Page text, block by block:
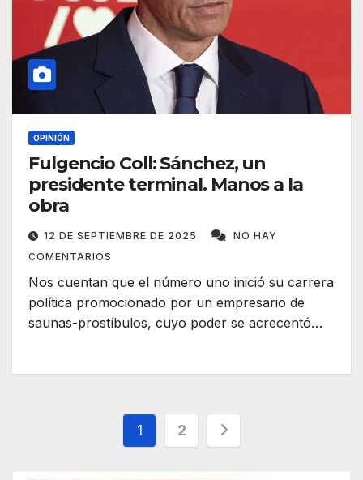
OPINIÓN
Fulgencio Coll: Sánchez, un
presidente terminal. Manos a la
obra
12 DE SEPTIEMBRE DE 2025
NO HAY
COMENTARIOS
Nos cuentan que el número uno inició su carrera
política promocionado por un empresario de
saunas-prostíbulos, cuyo poder se acrecentó…
Paginación
1 2